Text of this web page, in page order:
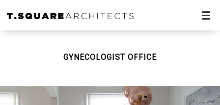
GYNECOLOGIST OFFICE